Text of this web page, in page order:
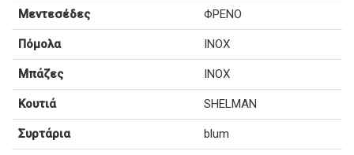
Μεντεσέδες ΦΡΕΝΟ
Πόμολα INOX
Μπάζες INOX
Κουτιά SHELMAN
Συρτάρια blum